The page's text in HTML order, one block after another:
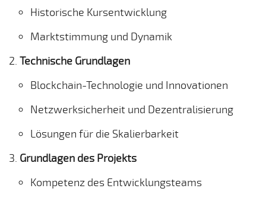
Historische Kursentwicklung
Marktstimmung und Dynamik
Technische Grundlagen
Blockchain-Technologie und Innovationen
Netzwerksicherheit und Dezentralisierung
Lösungen für die Skalierbarkeit
Grundlagen des Projekts
Kompetenz des Entwicklungsteams